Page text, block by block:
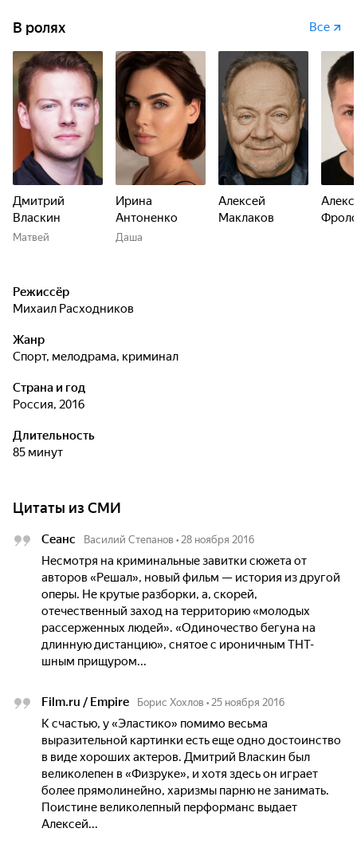
В ролях Все
Дмитрий
Власкин
Матвей
Ирина
Антоненко
Даша
Алексей
Маклаков
Режиссёр
Михаил Расходников
Жанр
спорт, мелодрама, криминал
Страна и год
Россия, 2016
Длительность
85 минут
Цитаты из СМИ
Сеанс Василий Степанов • 28 ноября 2016
Несмотря на криминальные завитки сюжета от
авторов «Решал», новый фильм — история из другой
оперы. Не крутые разборки, а, скорей,
отечественный заход на территорию «молодых
рассерженных людей». «Одиночество бегуна на
длинную дистанцию», снятое с ироничным ТНТ-
шным прищуром...
Film.ru / Empire Борис Хохлов • 25 ноября 2016
К счастью, у «Эластико» помимо весьма
выразительной картинки есть еще одно достоинство
в виде хороших актеров. Дмитрий Власкин был
великолепен в «Физруке», и хотя здесь он играет
более прямолинейно, харизмы парню не занимать.
Поистине великолепный перформанс выдает
Алексей...